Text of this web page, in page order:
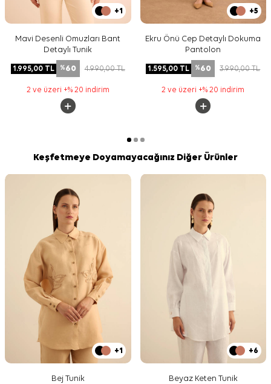
+1
Mavi Desenli Omuzları Bant
Detaylı Tunik
1.995,00TL %60 4.990,00TL
2 ve üzeri +% 20 indirim
+5
Ekru Önü Cep Detaylı Dokuma
Pantolon
1.595,00 TL %60 3.990,00TL
2 ve üzeri +% 20 indirim
Keşfetmeye Doyamayacağınız Diğer Ürünler
+1
Bej Tunik
+6
Beyaz Keten Tunik